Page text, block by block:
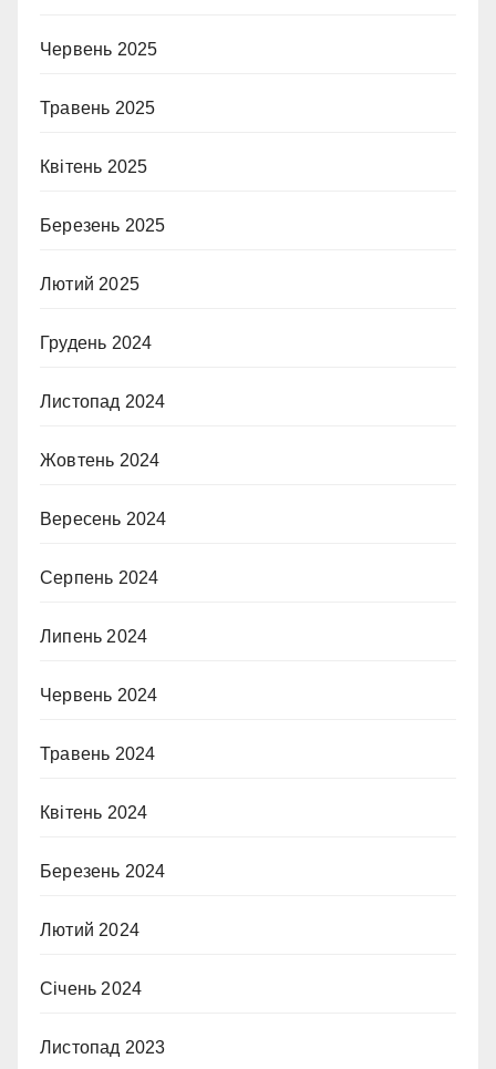
Червень 2025
Травень 2025
Квітень 2025
Березень 2025
Лютий 2025
Грудень 2024
Листопад 2024
Жовтень 2024
Вересень 2024
Серпень 2024
Липень 2024
Червень 2024
Травень 2024
Квітень 2024
Березень 2024
Лютий 2024
Січень 2024
Листопад 2023